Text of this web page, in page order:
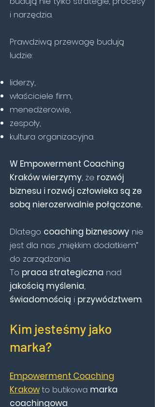
i narzędzia.
Prawdziwą przewagę budują
ludzie:
liderzy,
właściciele firm,
menedżerowie,
zespoły,
kultura organizacyjna.
W Empowerment Coaching
Krakówwierzymy, że rozwój
biznesu i rozwój człowieka są ze
sobą nierozerwalnie połączone.
Dlatego coaching biznesowy nie
jest dla nas „miękkim dodatkiem”
do zarządzania.
To praca strategiczna nad
jakością myślenia,
świadomością i przywództwem.
Kim jesteśmy jako
marka?
Empowerment Coaching
Krakowto butikowa marka
coachingowa